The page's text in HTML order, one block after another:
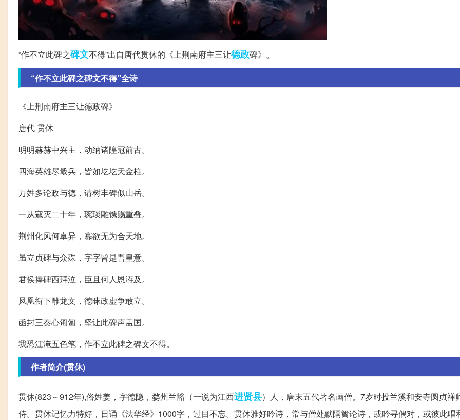
“作不立此碑之碑文不得”出自唐代贯休的《上荆南府主三让德政碑》。
“作不立此碑之碑文不得”全诗
《上荆南府主三让德政碑》
唐代 贯休
明明赫赫中兴主，动纳诸隍冠前古。
四海英雄尽戢兵，皆如圪圪天金柱。
万姓多论政与德，请树丰碑似山岳。
一从寇灭二十年，琬琰雕镌赐重叠。
荆州化风何卓异，寡欲无为合天地。
虽立贞碑与众殊，字字皆是吾皇意。
君侯捧碑西拜泣，臣且何人恩洊及。
凤凰衔下雕龙文，德昧政虚争敢立。
函封三奏心匍匐，坚让此碑声盖国。
我恐江淹五色笔，作不立此碑之碑文不得。
作者简介(贯休)
贯休(823～912年),俗姓姜，字德隐，婺州兰豁（一说为江西进贤县）人，唐末五代著名画僧。7岁时投兰溪和安寺圆贞禅
侍。贯休记忆力特好，日诵《法华经》1000字，过目不忘。贯休雅好吟诗，常与僧处默隔篱论诗，或吟寻偶对，或彼此唱